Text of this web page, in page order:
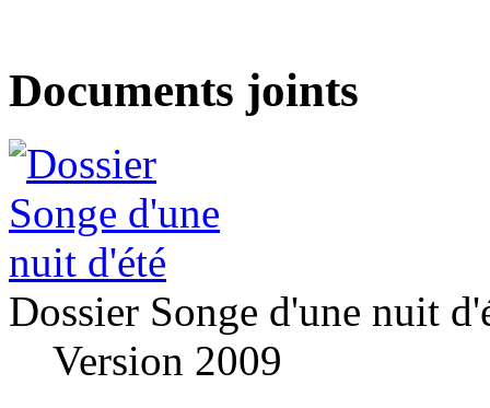
Documents joints
Dossier Songe d'une nuit
Version 2009